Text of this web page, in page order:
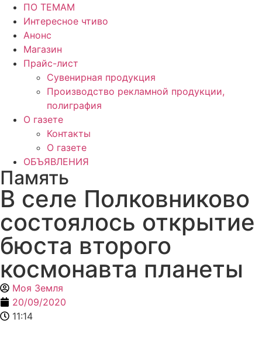
ПО ТЕМАМ
Интересное чтиво
Анонс
Магазин
Прайс-лист
Сувенирная продукция
Производство рекламной продукции,
полиграфия
О газете
Контакты
О газете
ОБЪЯВЛЕНИЯ
Память
В селе Полковниково
состоялось открытие
бюста второго
космонавта планеты
Моя Земля
20/09/2020
11:14